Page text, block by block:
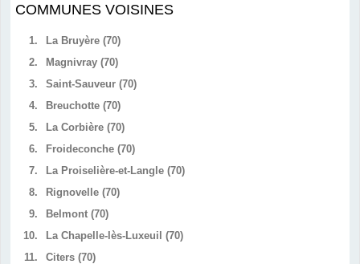
COMMUNES VOISINES
1.
La Bruyère (70)
2.
Magnivray (70)
3.
Saint-Sauveur (70)
4.
Breuchotte (70)
5.
La Corbière (70)
6.
Froideconche (70)
7.
La Proiselière-et-Langle (70)
8.
Rignovelle (70)
9.
Belmont (70)
10.
La Chapelle-lès-Luxeuil (70)
11.
Citers (70)